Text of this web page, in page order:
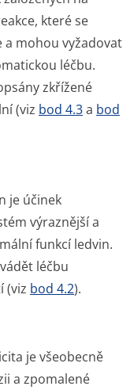
které se
a mohou vyžadovat
léčbu.
zkřížené
(viz bod 4.3a bod
je účinek
výraznější a
funkcí ledvin.
léčbu
(viz bod 4.2).
je všeobecně
a zpomalené